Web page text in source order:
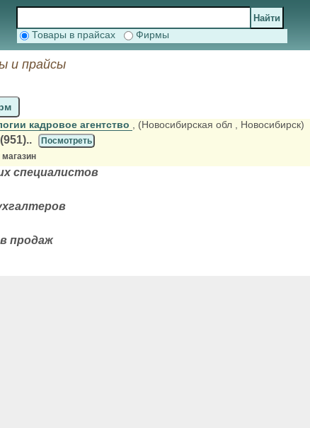
Товары в прайсах Фирмы
и прайсы
кадровое агентство , (Новосибирская обл , Новосибирск)
Посмотреть
специалистов
продаж